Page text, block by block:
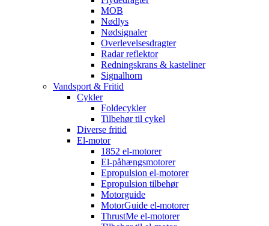
MOB
Nødlys
Nødsignaler
Overlevelsesdragter
Radar reflektor
Redningskrans & kasteliner
Signalhorn
Vandsport & Fritid
Cykler
Foldecykler
Tilbehør til cykel
Diverse fritid
El-motor
1852 el-motorer
El-påhængsmotorer
Epropulsion el-motorer
Epropulsion tilbehør
Motorguide
MotorGuide el-motorer
ThrustMe el-motorer